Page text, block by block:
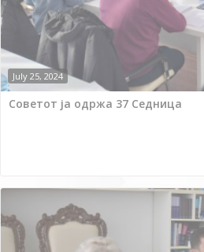
July 25, 2024
Советот ја одржа 37 Седница